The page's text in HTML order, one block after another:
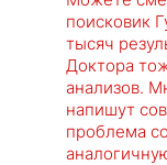
поисковик
тысяч
Доктора
анализов.
напишут
проблема